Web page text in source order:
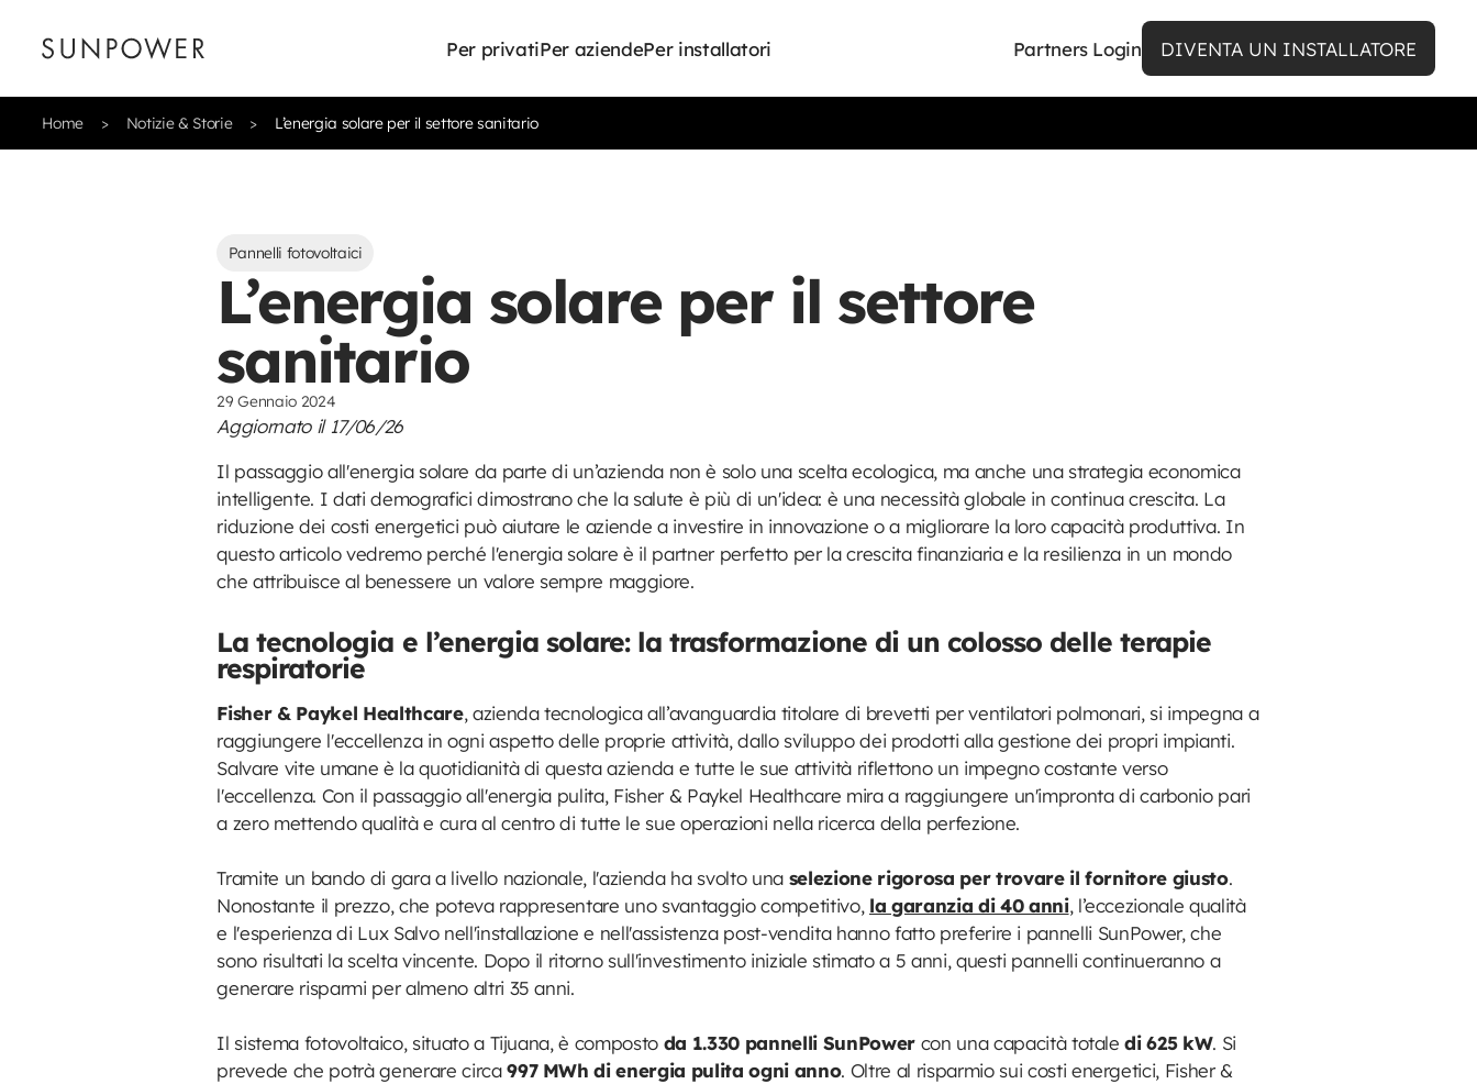
Per privatiPer aziendePer installatori Partners Login DIVENTA UN INSTALLATORE
Home Notizie & Storie L’energia solare per il settore sanitario
Pannelli fotovoltaici
L’energia solare per il settore
sanitario
29 Gennaio 2024
Aggiornato il 17/06/26
Il passaggio all'energia solare da parte di un’azienda non è solo una scelta ecologica, ma anche una strategia economica
intelligente. I dati demografici dimostrano che la salute è più di un'idea: è una necessità globale in continua crescita. La
riduzione dei costi energetici può aiutare le aziende a investire in innovazione o a migliorare la loro capacità produttiva. In
questo articolo vedremo perché l'energia solare è il partner perfetto per la crescita finanziaria e la resilienza in un mondo
che attribuisce al benessere un valore sempre maggiore.
La tecnologia e l’energia solare: la trasformazione di un colosso delle terapie
respiratorie
Fisher & Paykel Healthcare, azienda tecnologica all’avanguardia titolare di brevetti per ventilatori polmonari, si impegna a
raggiungere l'eccellenza in ogni aspetto delle proprie attività, dallo sviluppo dei prodotti alla gestione dei propri impianti.
Salvare vite umane è la quotidianità di questa azienda e tutte le sue attività riflettono un impegno costante verso
l'eccellenza. Con il passaggio all'energia pulita, Fisher & Paykel Healthcare mira a raggiungere un'impronta di carbonio pari
a zero mettendo qualità e cura al centro di tutte le sue operazioni nella ricerca della perfezione.
Tramite un bando di gara a livello nazionale, l'azienda ha svolto una selezione rigorosa per trovare il fornitore giusto.
Nonostante il prezzo, che poteva rappresentare uno svantaggio competitivo, la garanzia di 40 anni, l’eccezionale qualità
e l'esperienza di Lux Salvo nell'installazione e nell'assistenza post-vendita hanno fatto preferire i pannelli SunPower, che
sono risultati la scelta vincente. Dopo il ritorno sull'investimento iniziale stimato a 5 anni, questi pannelli continueranno a
generare risparmi per almeno altri 35 anni.
Il sistema fotovoltaico, situato a Tijuana, è composto da 1.330 pannelli SunPowercon una capacità totaledi 625 kW. Si
prevede che potrà generare circa997 MWh di energia pulita ogni anno. Oltre al risparmio sui costi energetici, Fisher &